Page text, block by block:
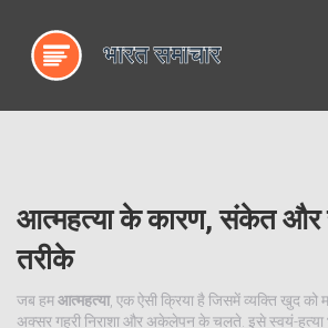
आत्महत्या के कारण, संकेत और
तरीके
जब हमआत्महत्या, एक ऐसी क्रिया है जिसमें व्यक्ति खुद को
अक्सर गहरी निराशा और अकेलेपन के चलते . इसेस्वयं-हत्या